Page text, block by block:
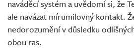
naváděcí systém a uvědomí si, že
ale navázat mírumilovný kontakt.
nedorozumění v důsledku
obou ras.